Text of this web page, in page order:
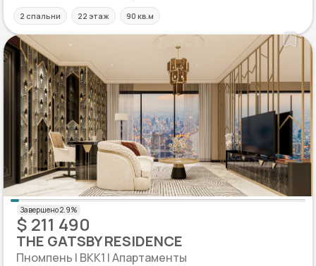
2 спальни 22 этаж 90 кв.м
$ 211 490
THE GATSBY RESIDENCE
Пномпень | BKK1 | Апартаменты